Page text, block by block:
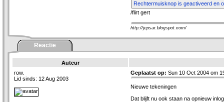
Rechtermuisknop is geactiveerd en
/flirt gert
http://jepsar.blogspot.com/
Reactie
Auteur
row.
Lid sinds: 12 Aug 2003
Geplaatst op: Sun 10 Oct 2004 om
Nieuwe tekeningen
Dat blijft nu ook staan na opnieuw